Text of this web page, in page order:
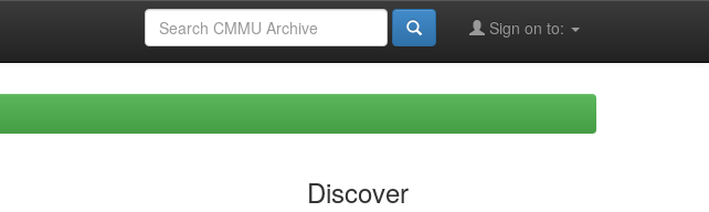
Sign on to:
Discover